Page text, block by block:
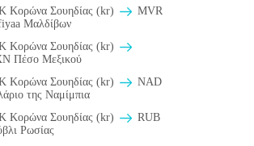
Κορώνα Σουηδίας (kr)
MVR
Μαλδίβων
Κορώνα Σουηδίας (kr)
Πέσο Μεξικού
Κορώνα Σουηδίας (kr)
NAD
της Ναμίμπια
Κορώνα Σουηδίας (kr)
RUB
Ρωσίας